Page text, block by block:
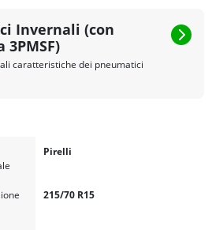
Invernali (con
caratteristiche dei pneumatici
Pirelli
215/70 R15